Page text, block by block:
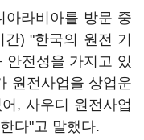
아라비아를 방문 중
) "한국의 원전 기
안전성을 가지고 있
원전사업을 상업운
, 사우디 원전사업
다"고 말했다.